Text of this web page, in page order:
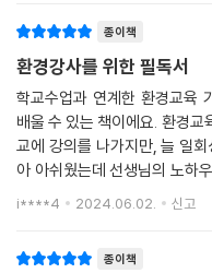
에필로그
다양한 자료들이 있습니다. 오
의 인구를 조사하고 지난 20년
원인을 자연환경과 인문 환경
아이들과 통계지리정보서비
에 들어가 어떤 내용을 확인할
간 함평 지역의 기온과 강수
아이들과 함께 전라남도의 연
현상과 연계하여 지구 온난화에
종이책
환경강사를 위한 필독서
학교수업과 연계한 환경교육
배울 수 있는 책이에요. 환경교
교에 강의를 나가지만, 늘 일
아 아쉬웠는데 선생님의 노하
육과 연계해야겠다'를 알게되
i****4 2024.06.02. 신고
종이책